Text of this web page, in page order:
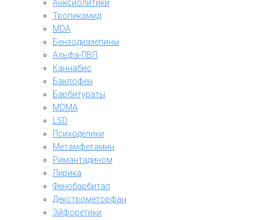
Анксиолитики
Тропикамид
MDA
Бензодиазепины
Альфа-ПВП
Каннабис
Баклофен
Барбитураты
MDMA
LSD
Психоделики
Метамфетамин
Римантадином
Лирика
Фенобарбитал
Декстрометорфан
Эйфоретики